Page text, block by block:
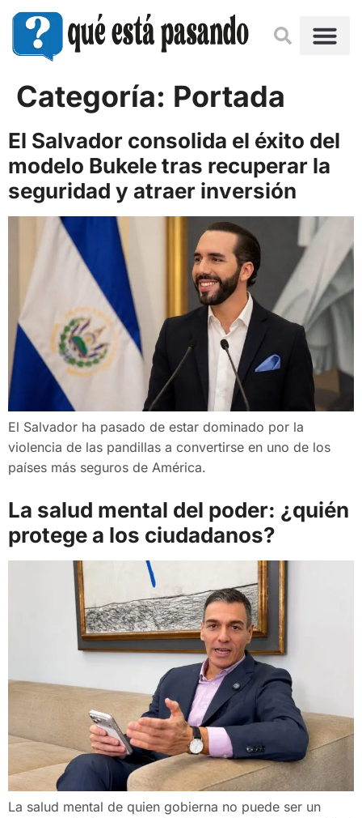
Categoría: Portada
El Salvador consolida el éxito del
modelo Bukele tras recuperar la
seguridad y atraer inversión
El Salvador ha pasado de estar dominado por la
violencia de las pandillas a convertirse en uno de los
países más seguros de América.
La salud mental del poder: ¿quién
protege a los ciudadanos?
La salud mental de quien gobierna no puede ser un